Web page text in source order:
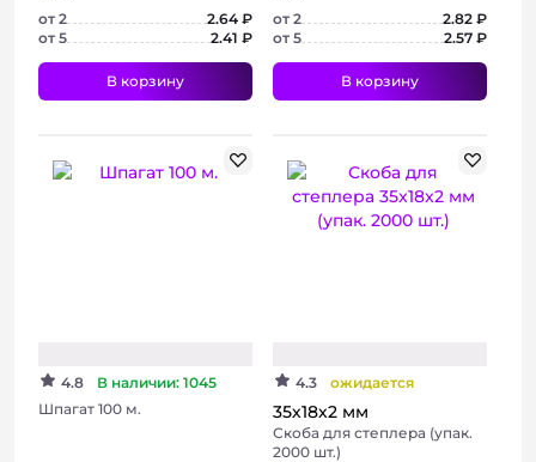
от 2
2.64 ₽
от 5
2.41 ₽
В корзину
от 2
2.82 ₽
от 5
2.57 ₽
В корзину
4.8
В наличии: 1045
Шпагат 100 м.
4.3 ожидается
35х18х2 мм
Скоба для степлера (упак.
2000 шт.)